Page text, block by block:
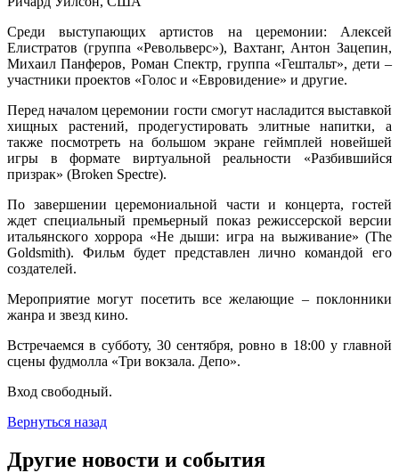
Среди выступающих артистов на церемонии: Алексей
Елистратов (группа «Револьверс»), Вахтанг, Антон Зацепин,
Михаил Панферов, Роман Спектр, группа «Гештальт», дети –
участники проектов «Голос и «Евровидение» и другие.
Перед началом церемонии гости смогут насладится выставкой
хищных растений, продегустировать элитные напитки, а
также посмотреть на большом экране геймплей новейшей
игры в формате виртуальной реальности «Разбившийся
призрак» (Broken Spectre).
По завершении церемониальной части и концерта, гостей
ждет специальный премьерный показ режиссерской версии
итальянского хоррора «Не дыши: игра на выживание» (The
Goldsmith). Фильм будет представлен лично командой его
создателей.
Мероприятие могут посетить все желающие – поклонники
жанра и звезд кино.
Встречаемся в субботу, 30 сентября, ровно в 18:00 у главной
сцены фудмолла «Три вокзала. Депо».
Вход свободный.
Вернуться назад
Другие новости и события